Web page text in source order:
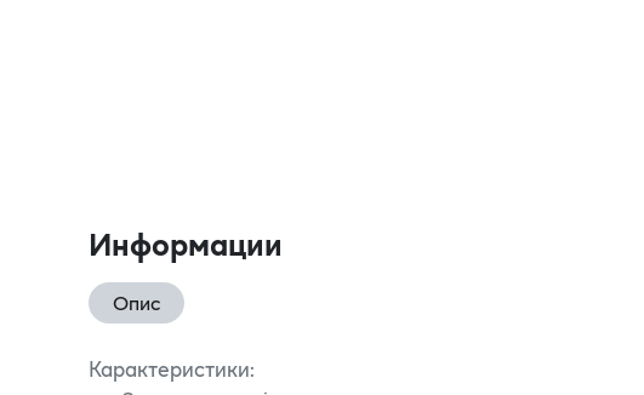
Информации
Опис
Карактеристики: